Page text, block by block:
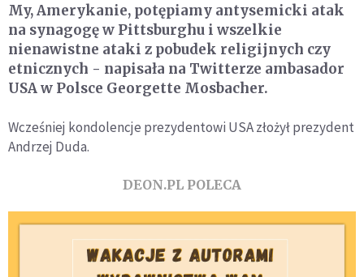
My, Amerykanie, potępiamy antysemicki atak
na synagogę w Pittsburghu i wszelkie
nienawistne ataki z pobudek religijnych czy
etnicznych - napisała na Twitterze ambasador
USA w Polsce Georgette Mosbacher.
Wcześniej kondolencje prezydentowi USA złożył prezydent
Andrzej Duda.
DEON.PL POLECA